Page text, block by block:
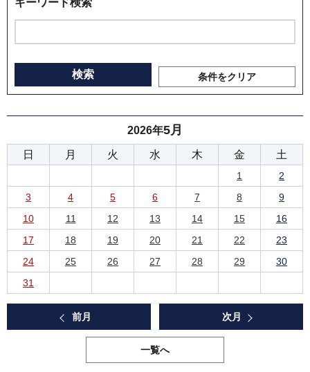
条件をクリア
2026年5月
日 月 火 水 木 金 土
1
2
3
4 5 6 7 8
9
10
11 12 13 14 15
16
17
18 19 20 21 22
23
24
25 26 27 28 29
30
31
前月 次月
一覧へ